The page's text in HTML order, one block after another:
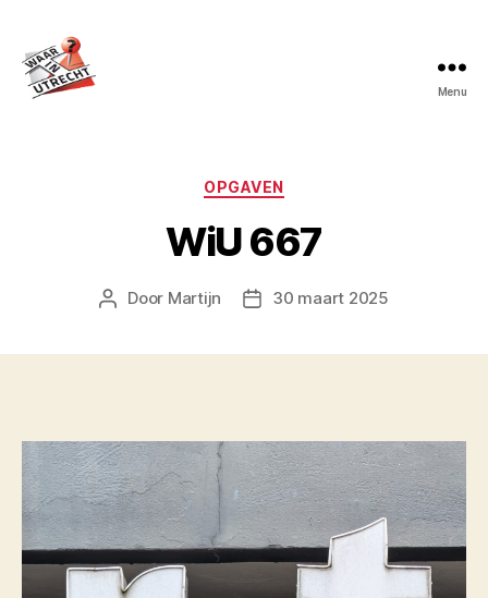
Menu
Categorieën
OPGAVEN
WiU 667
Berichtauteur
Door Martijn Berichtdatum
30 maart 2025